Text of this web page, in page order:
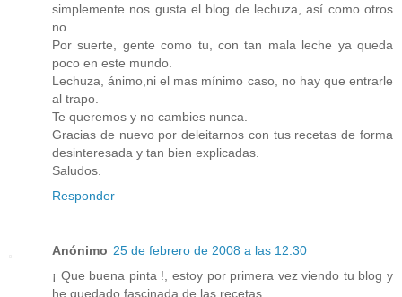
simplemente nos gusta el blog de lechuza, así como otros
no.
Por suerte, gente como tu, con tan mala leche ya queda
poco en este mundo.
Lechuza, ánimo,ni el mas mínimo caso, no hay que entrarle
al trapo.
Te queremos y no cambies nunca.
Gracias de nuevo por deleitarnos con tus recetas de forma
desinteresada y tan bien explicadas.
Saludos.
Responder
Anónimo 25 de febrero de 2008 a las 12:30
¡ Que buena pinta !, estoy por primera vez viendo tu blog y
he quedado fascinada de las recetas.